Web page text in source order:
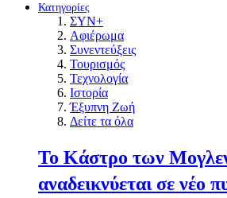
Κατηγορίες
ΣΥΝ+
Αφιέρωμα
Συνεντεύξεις
Τουρισμός
Τεχνολογία
Ιστορία
Έξυπνη Ζωή
Δείτε τα όλα
Το Κάστρο των
αναδεικνύεται σε νέο